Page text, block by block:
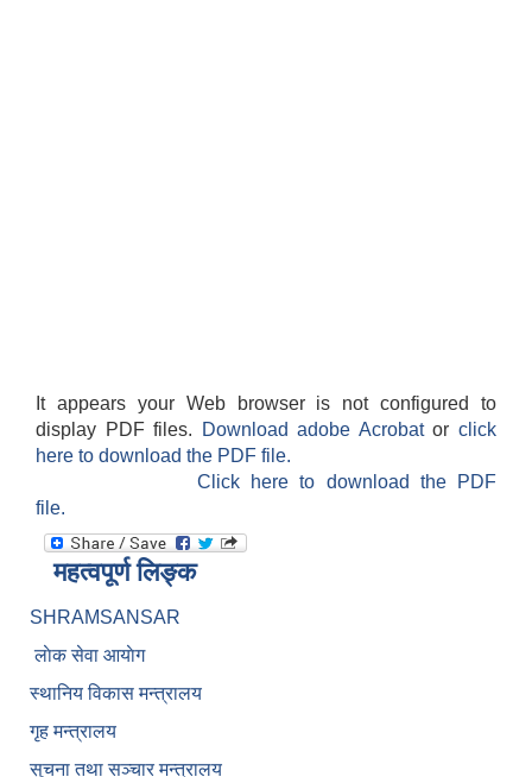
It appears your Web browser is not configured to
display PDF files.
Download adobe Acrobatorclick
here to download the PDF file.
Click here to download the PDF
file.
महत्वपूर्ण लिङ्क
SHRAMSANSAR
लाेक सेवा आयाेग
स्थानिय विकास मन्त्रालय
गृह मन्त्रालय
सुचना तथा सञ्चार मन्त्रालय